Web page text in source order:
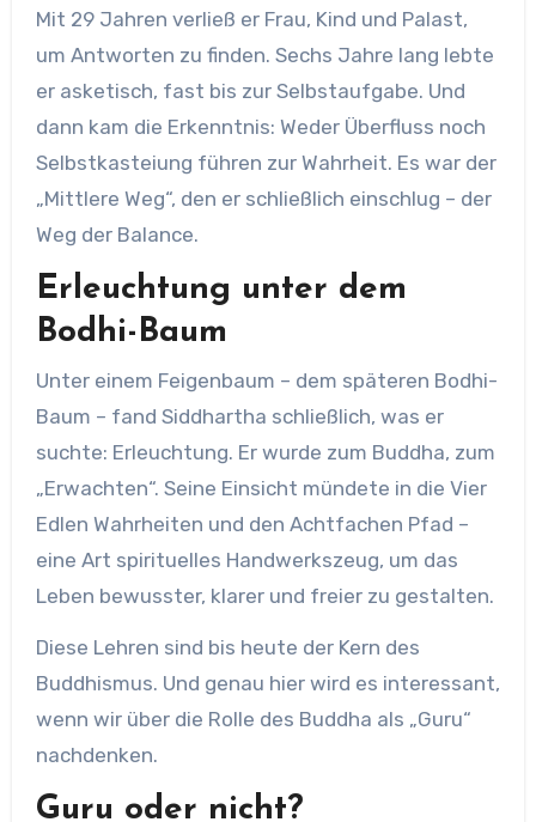
Mit 29 Jahren verließ er Frau, Kind und Palast,
um Antworten zu finden. Sechs Jahre lang lebte
er asketisch, fast bis zur Selbstaufgabe. Und
dann kam die Erkenntnis: Weder Überfluss noch
Selbstkasteiung führen zur Wahrheit. Es war der
„Mittlere Weg“, den er schließlich einschlug – der
Weg der Balance.
Erleuchtung unter dem
Bodhi-Baum
Unter einem Feigenbaum – dem späteren Bodhi-
Baum – fand Siddhartha schließlich, was er
suchte: Erleuchtung. Er wurde zum Buddha, zum
„Erwachten“. Seine Einsicht mündete in die Vier
Edlen Wahrheiten und den Achtfachen Pfad –
eine Art spirituelles Handwerkszeug, um das
Leben bewusster, klarer und freier zu gestalten.
Diese Lehren sind bis heute der Kern des
Buddhismus. Und genau hier wird es interessant,
wenn wir über die Rolle des Buddha als „Guru“
nachdenken.
Guru oder nicht?